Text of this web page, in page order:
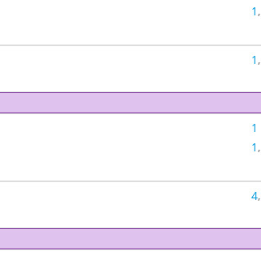
1,
1,
1
1,
4,